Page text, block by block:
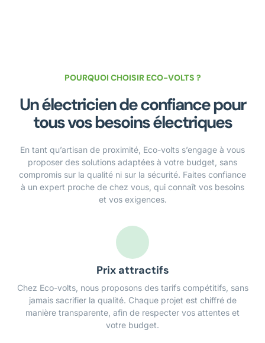
POURQUOI CHOISIR ECO-VOLTS ?
Un électricien de confiance pour
tous vos besoins électriques
En tant qu’artisan de proximité, Eco-volts s’engage à vous
proposer des solutions adaptées à votre budget, sans
compromis sur la qualité ni sur la sécurité. Faites confiance
à un expert proche de chez vous, qui connaît vos besoins
et vos exigences.
Prix attractifs
Chez Eco-volts, nous proposons des tarifs compétitifs, sans
jamais sacrifier la qualité. Chaque projet est chiffré de
manière transparente, afin de respecter vos attentes et
votre budget.